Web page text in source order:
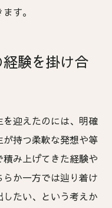
す。
験を掛け合
を迎えたのには、明確
持つ柔軟な発想や等
み上げてきた経験や
か一方では辿り着け
たい、という考えか